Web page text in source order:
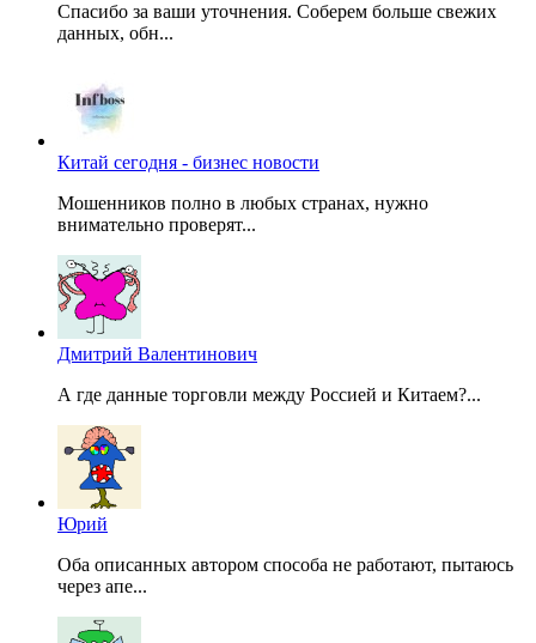
Спасибо за ваши уточнения. Соберем больше свежих
данных, обн...
Китай сегодня - бизнес новости
Мошенников полно в любых странах, нужно
внимательно проверят...
Дмитрий Валентинович
А где данные торговли между Россией и Китаем?...
Юрий
Оба описанных автором способа не работают, пытаюсь
через апе...